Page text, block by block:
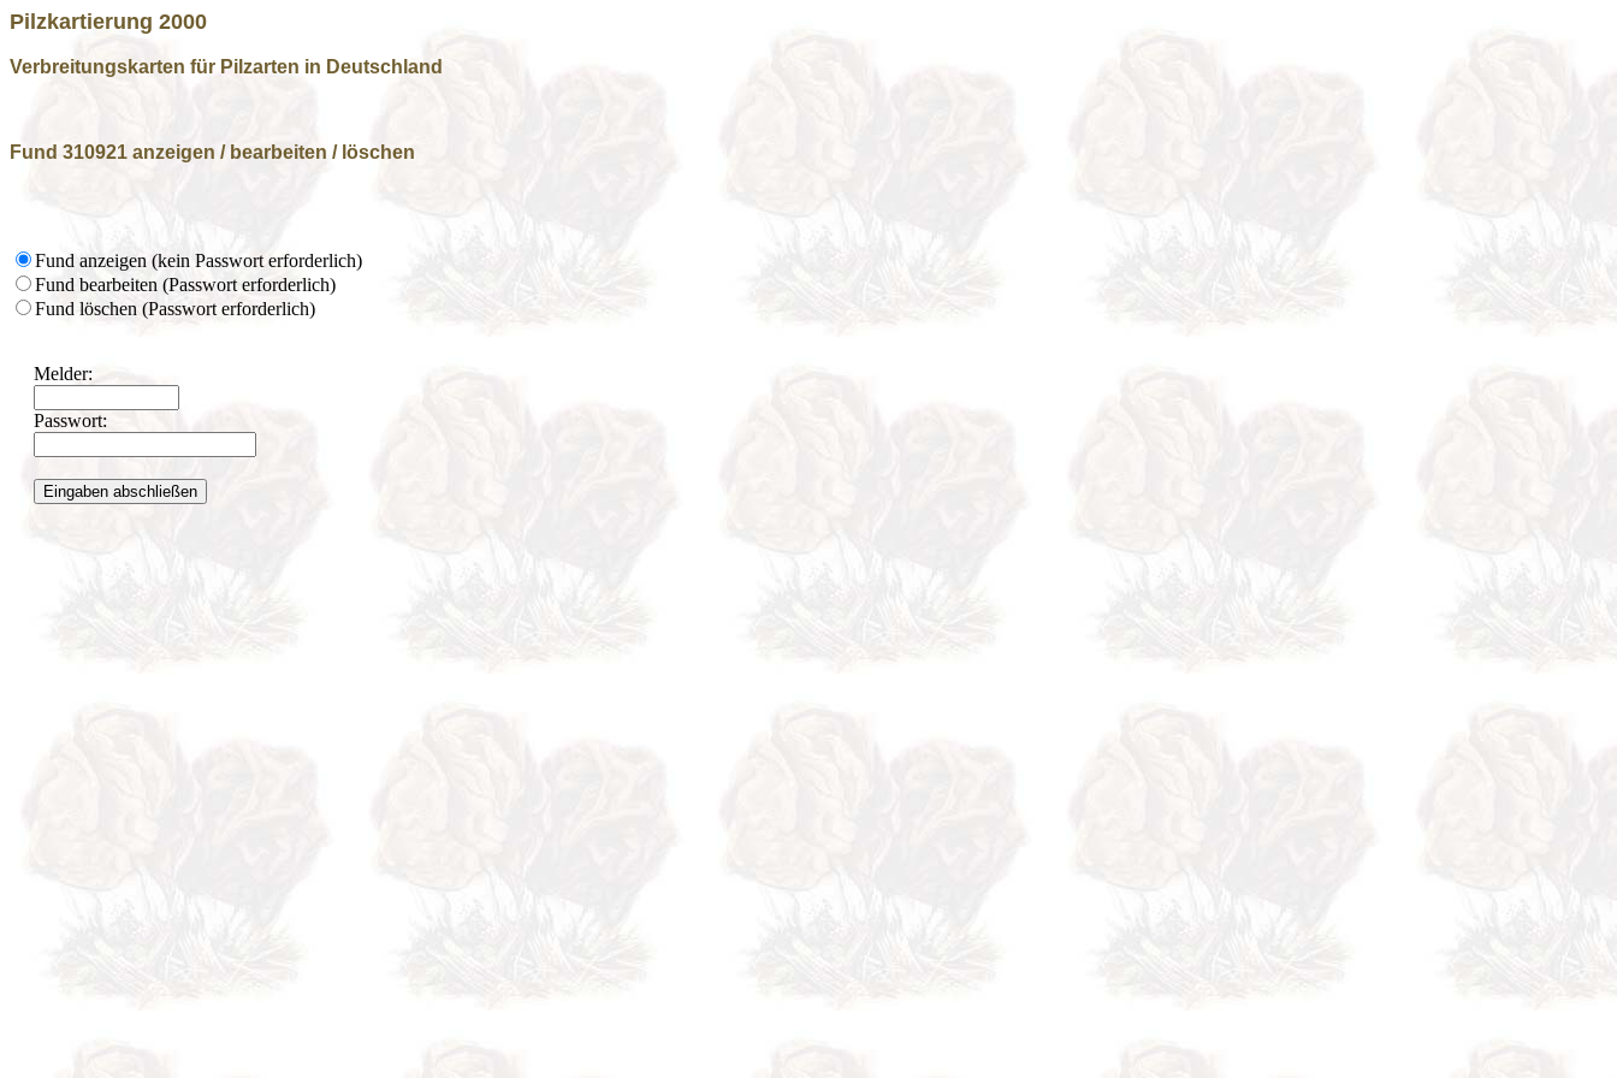
Pilzkartierung 2000
Verbreitungskarten für Pilzarten in Deutschland
Fund 310921 anzeigen / bearbeiten / löschen
Fund anzeigen (kein Passwort erforderlich)
Fund bearbeiten (Passwort erforderlich)
Fund löschen (Passwort erforderlich)
Melder:
Passwort: